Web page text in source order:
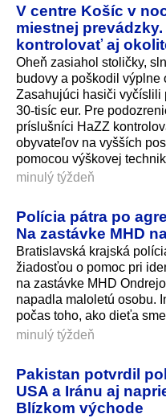
V centre Košíc v
miestnej
kontrolovať aj
Oheň zasiahol stoličky,
budovy a poškodil
Zasahujúci hasiči vyčíslili
30-tisíc eur. Pre
príslušníci HaZZ
obyvateľov na vyšších
pomocou výškovej
minulý týždeň
Polícia pátra po
Na zastávke MHD
Bratislavská krajská
žiadosťou o pomoc pri
na zastávke MHD
napadla maloletú osobu.
počas toho, ako dieťa
minulý týždeň
Pakistan potvrdil
USA a Iránu aj
Blízkom východe